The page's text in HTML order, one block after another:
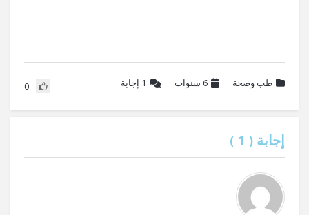
طب وصحة 6 سنوات 1 إجابة 0
إجابة ( 1
)